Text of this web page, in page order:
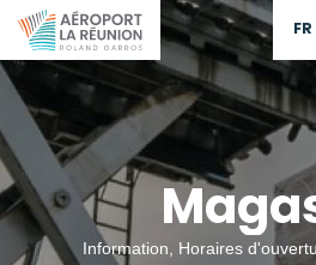
Aller
au
contenu
principal
FR
Information, Horaires